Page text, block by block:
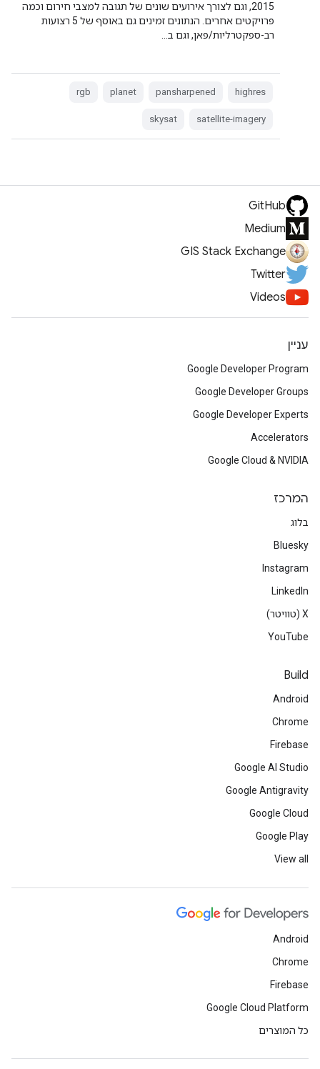
2015, וגם לצורך אירועים שונים של תגובה למצבי חירום וכמה
פרויקטים אחרים. הנתונים זמינים גם באוסף של 5 רצועות
רב-ספקטרליות/פאן, וגם ב…
highres
pansharpened
planet
rgb
satellite-imagery
skysat
GitHub
Medium
GIS Stack Exchange
Twitter
Videos
עניין
Google Developer Program
Google Developer Groups
Google Developer Experts
Accelerators
Google Cloud & NVIDIA
המרכז
בלוג
Bluesky
Instagram
LinkedIn
‫X (טוויטר)
YouTube
Build
Android
Chrome
Firebase
Google AI Studio
Google Antigravity
Google Cloud
Google Play
View all
Android
Chrome
Firebase
Google Cloud Platform
כל המוצרים